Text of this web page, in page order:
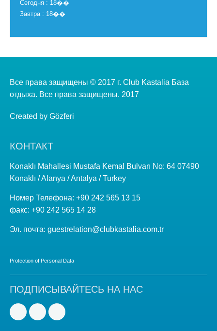
Cегодня : 18��
Завтра : 18��
Все права защищены © 2017 г. Club Kastalia База
отдыха. Все права защищены. 2017
Created by Gözferi
КОНТАКТ
Konaklı Mahallesi Mustafa Kemal Bulvarı No: 64 07490
Konaklı / Alanya / Antalya / Turkey
Номер Телефона: +90 242 565 13 15
факс: +90 242 565 14 28
Эл. почта: guestrelation@clubkastalia.com.tr
Protection of Personal Data
ПОДПИСЫВАЙТЕСЬ НА НАС